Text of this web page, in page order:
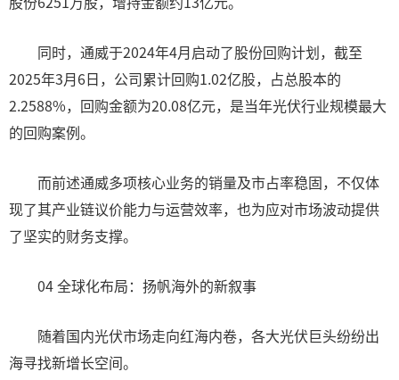
同时，通威于2024年4月启动了股份回购计划，截至
2025年3月6日，公司累计回购1.02亿股，占总股本的
2.2588%，回购金额为20.08亿元，是当年光伏行业规模最大
的回购案例。
而前述通威多项核心业务的销量及市占率稳固，不仅体
现了其产业链议价能力与运营效率，也为应对市场波动提供
了坚实的财务支撑。
04 全球化布局：扬帆海外的新叙事
随着国内光伏市场走向红海内卷，各大光伏巨头纷纷出
海寻找新增长空间。